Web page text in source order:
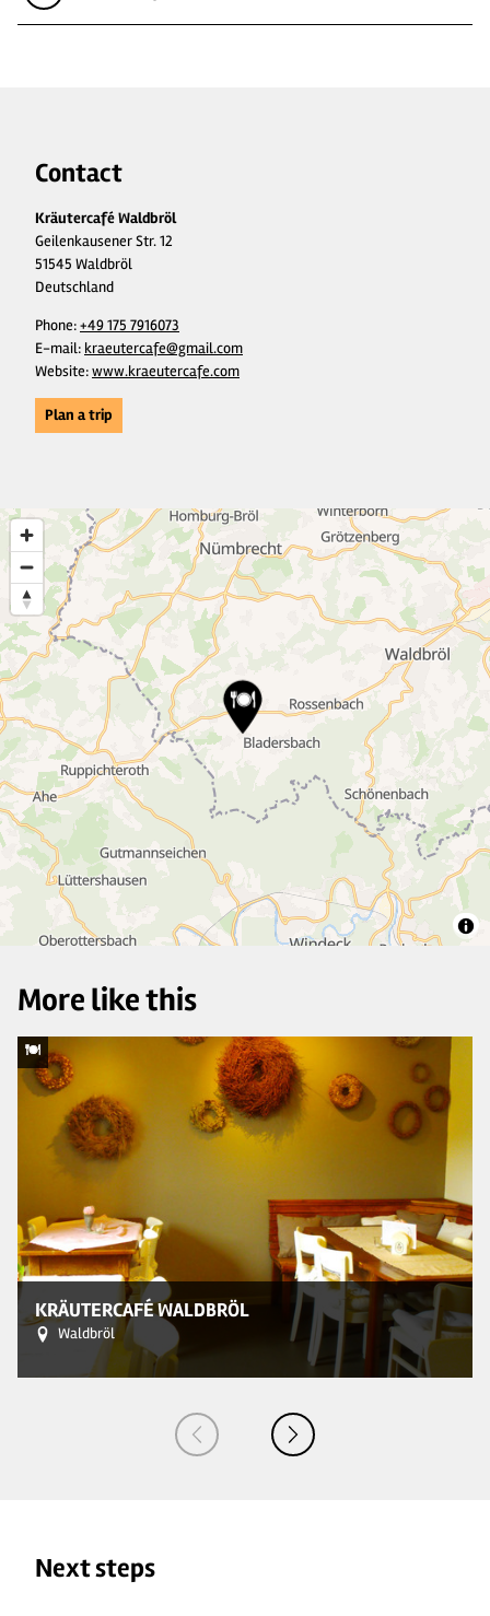
Contact
Kräutercafé Waldbröl
Geilenkausener Str. 12
51545 Waldbröl
Deutschland
Phone:+49 175 7916073
E-mail: kraeutercafe@gmail.com
Website:www.kraeutercafe.com
Plan a trip
6
6
7
More like this
KRÄUTERCAFÉ WALDBRÖL
Waldbröl
Next steps